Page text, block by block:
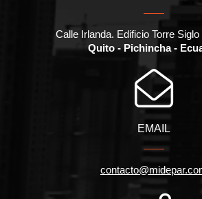
Calle Irlanda. Edificio Torre
Quito - Pichincha -
EMAIL